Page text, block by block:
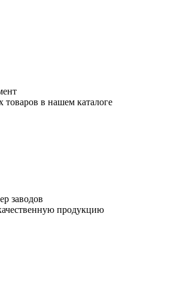
товаров в нашем каталоге
заводов
продукцию